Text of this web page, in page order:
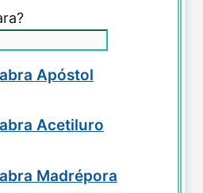
Apóstol
Acetiluro
Madrépora